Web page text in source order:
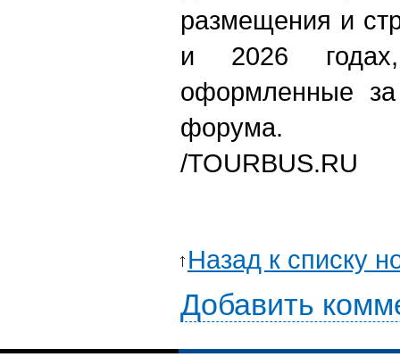
размещения и
и 2026
оформленные
форума.
/TOURBUS.RU
Назад к списку
Добавить